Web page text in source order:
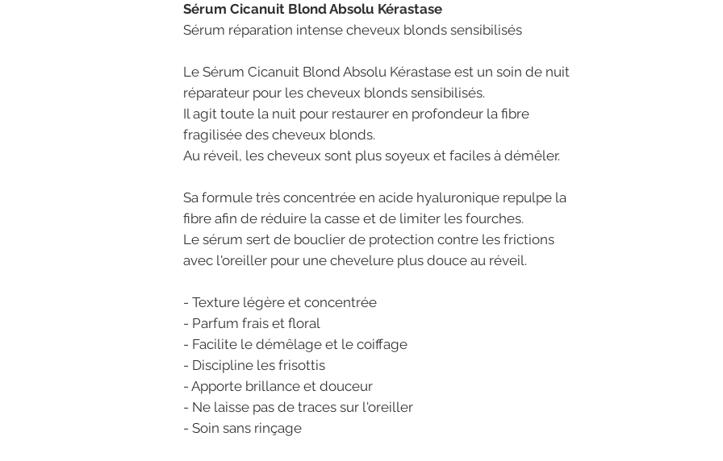
Sérum Cicanuit Blond Absolu Kérastase
Sérum réparation intense cheveux blonds sensibilisés
Le Sérum Cicanuit Blond Absolu Kérastase est un soin de nuit
réparateur pour les cheveux blonds sensibilisés.
Il agit toute la nuit pour restaurer en profondeur la fibre
fragilisée des cheveux blonds.
Au réveil, les cheveux sont plus soyeux et faciles à démêler.
Sa formule très concentrée en acide hyaluronique repulpe la
fibre afin de réduire la casse et de limiter les fourches.
Le sérum sert de bouclier de protection contre les frictions
avec l'oreiller pour une chevelure plus douce au réveil.
- Texture légère et concentrée
- Parfum frais et floral
- Facilite le démêlage et le coiffage
- Discipline les frisottis
- Apporte brillance et douceur
- Ne laisse pas de traces sur l'oreiller
- Soin sans rinçage